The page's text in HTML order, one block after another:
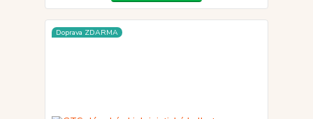
Doprava ZDARMA